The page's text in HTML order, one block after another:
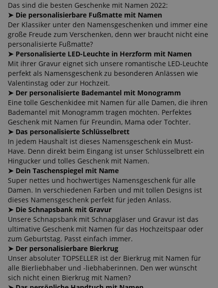
Das sind die besten Geschenke mit Namen 2022:
➤ Die personalisierbare Fußmatte mit Namen
Der Klassiker unter den Namensgeschenken und immer
eine große Freude zum Verschenken, denn wer braucht
nicht eine personalisierte Fußmatte?
➤ Personalisierte LED-Leuchte in Herzform mit Namen
Mit ihrer Gravur eignet sich unsere romantische LED-
Leuchte perfekt als Namensgeschenk zu besonderen
Anlässen wie Valentinstag oder zur Hochzeit.
➤ Der personalisierte Bademantel mit Monogramm
Eine tolle Geschenkidee mit Namen für alle Damen, die
ihren Bademantel mit Monogramm tragen möchten.
Perfektes Geschenk mit Namen für Freundin, Mama oder
Tochter.
➤ Das personalisierte Schlüsselbrett
In jedem Haushalt ist dieses Namensgeschenk ein Must-
Have. Denn direkt beim Eingang ist unser Schlüsselbrett ein
Hingucker und tolles Geschenk mit Namen.
➤ Dein Taschenspiegel mit Name
Super nettes und hochwertiges Namensgeschenk für alle
Damen. In verschiedenen Farben und mit tollen Designs ist
dieses Namensgeschenk perfekt für jeden Anlass.
➤ Die Schnapsbank mit Gravur
Unsere Schnapsbank mit Schnapgläser und Gravur ist das
ultimative Geschenk mit Namen für das Hochzeitspaar
oder zum Geburtstag. Passt einfach immer.
➤ Der personalisierbare Bierkrug
Unser absoluter TOPSELLER ist der Bierkrug mit Namen für
alle Bierliebhaber und -liebhaberinnen. Den wer wünscht